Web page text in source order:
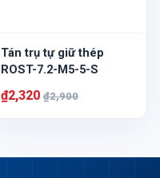
Tán trụ tự giữ thép
ROST-7.2-M5-5-S
₫2,320 ₫2,900